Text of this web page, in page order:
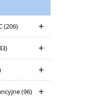
(206)
(96)